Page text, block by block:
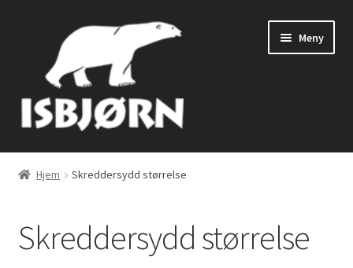
navigasjon
innhold
Meny
Butikk
Barneposer
Hjem Skreddersydd størrelse
Skreddersydd størrelse